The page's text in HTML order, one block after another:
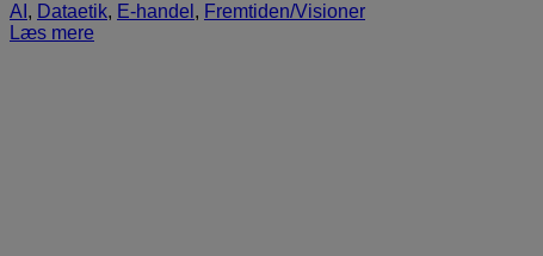
AI , Dataetik, E-handel , Fremtiden/Visioner
Læs mere